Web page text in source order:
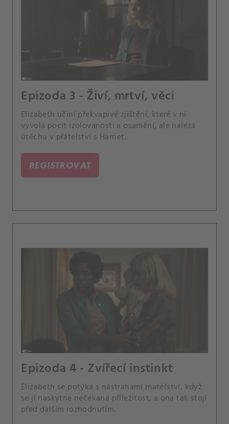
Epizoda 3 - Živí, mrtví, věci
Elizabeth učiní překvapivé zjištění, které v ní
vyvolá pocit izolovanosti a osamění, ale nalézá
útěchu v přátelství s Harriet.
REGISTROVAT
Epizoda 4 - Zvířecí instinkt
Elizabeth se potýká s nástrahami mateřství, když
se jí naskytne nečekaná příležitost, a ona tak stojí
před dalším rozhodnutím.